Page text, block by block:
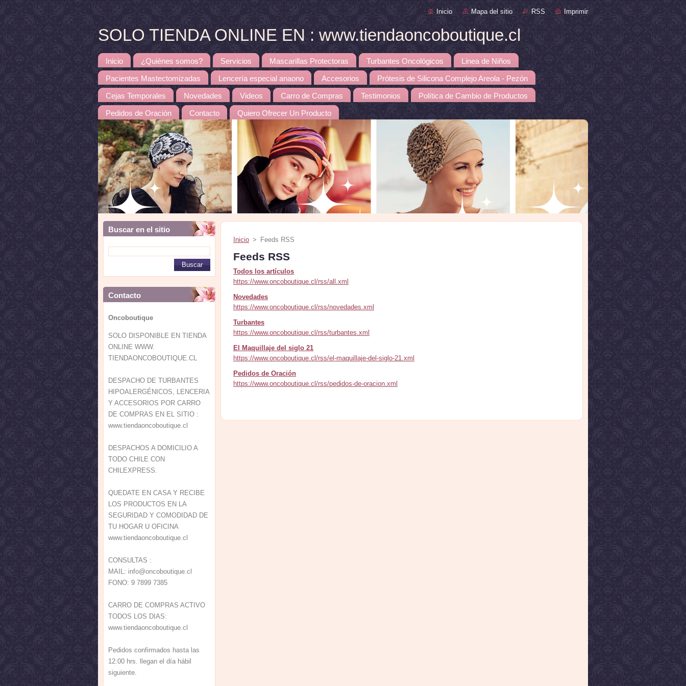
Inicio Mapa del sitio RSS Imprimir
SOLO TIENDA ONLINE EN : www.tiendaoncoboutique.cl
Inicio ¿Quiénes somos? Servicios Mascarillas Protectoras Turbantes Oncológicos Linea de Niños
Pacientes Mastectomizadas Lencería especial anaono Accesorios Prótesis de Silicona Complejo Areola - Pezón
Cejas Temporales Novedades Videos Carro de Compras Testimonios Política de Cambio de Productos
Pedidos de Oración Contacto Quiero Ofrecer Un Producto
Buscar en el sitio
Contacto
Oncoboutique
SOLO DISPONIBLE EN TIENDA
ONLINE WWW.
TIENDAONCOBOUTIQUE.CL
DESPACHO DE TURBANTES
HIPOALERGÉNICOS, LENCERIA
Y ACCESORIOS POR CARRO
DE COMPRAS EN EL SITIO :
www.tiendaoncoboutique.cl
DESPACHOS A DOMICILIO A
TODO CHILE CON
CHILEXPRESS.
QUEDATE EN CASA Y RECIBE
LOS PRODUCTOS EN LA
SEGURIDAD Y COMODIDAD DE
TU HOGAR U OFICINA
www.tiendaoncoboutique.cl
CONSULTAS :
MAIL: info@oncoboutique.cl
FONO: 9 7899 7385
CARRO DE COMPRAS ACTIVO
TODOS LOS DIAS:
www.tiendaoncoboutique.cl
Pedidos confirmados hasta las
12:00 hrs. llegan el día hábil
siguiente.
Inicio > Feeds RSS
Feeds RSS
Todos los artículos
https://www.oncoboutique.cl/rss/all.xml
Novedades
https://www.oncoboutique.cl/rss/novedades.xml
Turbantes
https://www.oncoboutique.cl/rss/turbantes.xml
El Maquillaje del siglo 21
https://www.oncoboutique.cl/rss/el-maquillaje-del-siglo-21.xml
Pedidos de Oración
https://www.oncoboutique.cl/rss/pedidos-de-oracion.xml